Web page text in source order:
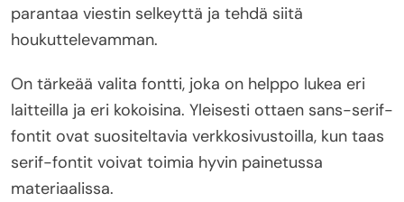
parantaa viestin selkeyttä ja tehdä siitä
houkuttelevamman.
On tärkeää valita fontti, joka on helppo lukea eri
laitteilla ja eri kokoisina. Yleisesti ottaen sans-serif-
fontit ovat suositeltavia verkkosivustoilla, kun taas
serif-fontit voivat toimia hyvin painetussa
materiaalissa.